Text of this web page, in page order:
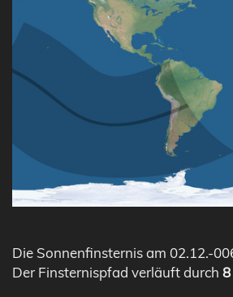
Die Sonnenfinsternis am 02.12.-
Der Finsternispfad verläuft durch